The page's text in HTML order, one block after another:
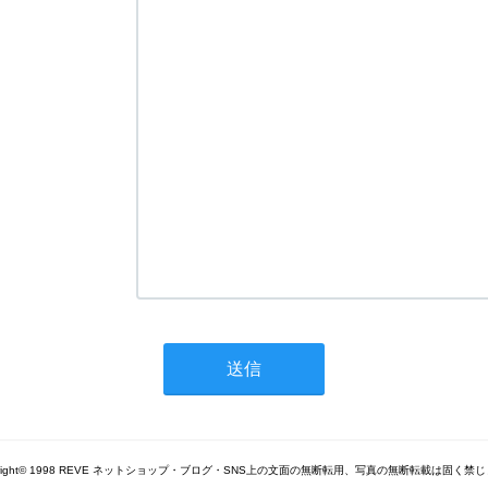
1998 REVE ネットショップ・ブログ・SNS上の文面の無断転用、写真の無断転載は固く禁じ